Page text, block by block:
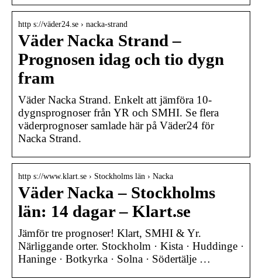
http s://väder24.se › nacka-strand
Väder Nacka Strand –
Prognosen idag och tio dygn
fram
Väder Nacka Strand. Enkelt att jämföra 10-
dygnsprognoser från YR och SMHI. Se flera
väderprognoser samlade här på Väder24 för
Nacka Strand.
http s://www.klart.se › Stockholms län › Nacka
Väder Nacka – Stockholms
län: 14 dagar – Klart.se
Jämför tre prognoser! Klart, SMHI & Yr.
Närliggande orter. Stockholm · Kista · Huddinge ·
Haninge · Botkyrka · Solna · Södertälje …